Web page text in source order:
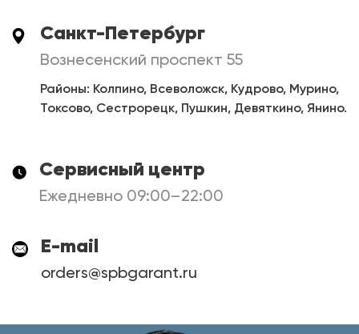
Санкт-Петербург
Вознесенский проспект 55
Районы: Колпино, Всеволожск, Кудрово, Мурино,
Токсово, Сестрорецк, Пушкин, Девяткино, Янино.
Сервисный центр
Ежедневно 09:00–22:00
E-mail
orders@spbgarant.ru